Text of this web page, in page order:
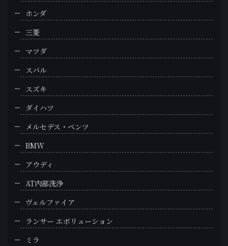
ホンダ
三菱
マツダ
スバル
スズキ
ダイハツ
メルセデス・ベンツ
BMW
アウディ
AT内部洗浄
ヴェルファイア
ランサー エボリューション
ミラ